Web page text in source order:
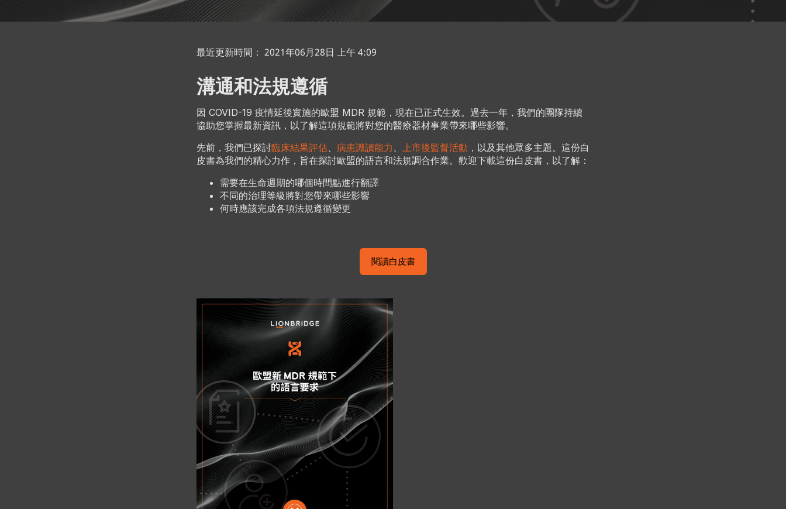
最近更新時間： 2021年06月28日 上午 4:09
溝通和法規遵循
因 COVID-19 疫情延後實施的歐盟 MDR 規範，現在已正式生效。過去一年，我們的團隊持續
協助您掌握最新資訊，以了解這項規範將對您的醫療器材事業帶來哪些影響。
先前，我們已探討臨床結果評估 病患識讀能力 上市後監督活動 ，以及其他眾多主題。這份白
皮書為我們的精心力作，旨在探討歐盟的語言和法規調合作業。歡迎下載這份白皮書，以了解：
需要在生命週期的哪個時間點進行翻譯
不同的治理等級將對您帶來哪些影響
何時應該完成各項法規遵循變更
閱讀白皮書